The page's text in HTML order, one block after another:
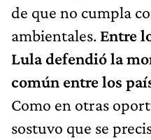
de que no cumpla
ambientales. Entre
Lula defendió la
común entre los
Como en otras
sostuvo que se